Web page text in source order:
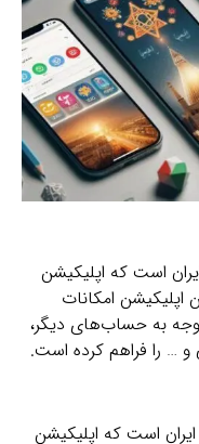
است که اپلیکیشن
اپلیکیشن امکانات
وجه به حساب‌های دیگر،
… را فراهم کرده است.
است که اپلیکیشن